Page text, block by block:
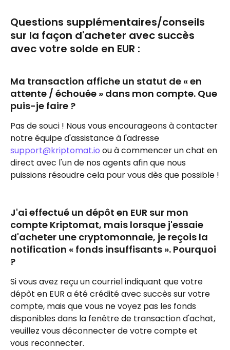
Questions supplémentaires/conseils
sur la façon d'acheter avec succès
avec votre solde en EUR :
Ma transaction affiche un statut de « en
attente / échouée » dans mon compte. Que
puis-je faire ?
Pas de souci ! Nous vous encourageons à contacter
notre équipe d'assistance à l'adresse
support@kriptomat.io ou à commencer un chat en
direct avec l'un de nos agents afin que nous
puissions résoudre cela pour vous dès que possible !
J'ai effectué un dépôt en EUR sur mon
compte Kriptomat, mais lorsque j'essaie
d'acheter une cryptomonnaie, je reçois la
notification « fonds insuffisants ». Pourquoi
?
Si vous avez reçu un courriel indiquant que votre
dépôt en EUR a été crédité avec succès sur votre
compte, mais que vous ne voyez pas les fonds
disponibles dans la fenêtre de transaction d'achat,
veuillez vous déconnecter de votre compte et
vous reconnecter.